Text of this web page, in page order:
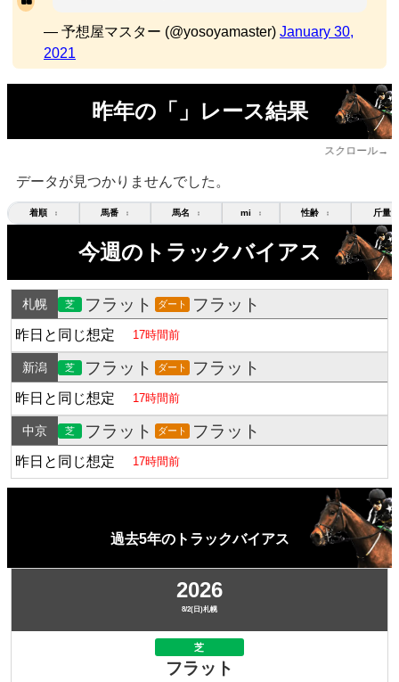
— 予想屋マスター (@yosoyamaster) January 30,
2021
昨年の「」レース結果
スクロール→
データが見つかりませんでした。
着順 ↕ 馬番 ↕ 馬名 ↕ mi ↕ 性齢 ↕ 斤量
今週のトラックバイアス
札幌 芝 フラット ダート フラット
昨日と同じ想定 17時間前
新潟 芝 フラット ダート フラット
昨日と同じ想定 17時間前
中京 芝 フラット ダート フラット
昨日と同じ想定 17時間前
過去5年のトラックバイアス
2026
8/2(日)札幌
芝
フラット